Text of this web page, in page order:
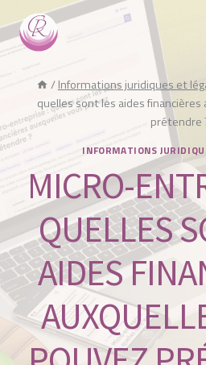
au
contenu
/Informations juridiques et
quelles sont les aides
prétendre
INFORMATIONS
MICRO-
QUELLES
AIDES